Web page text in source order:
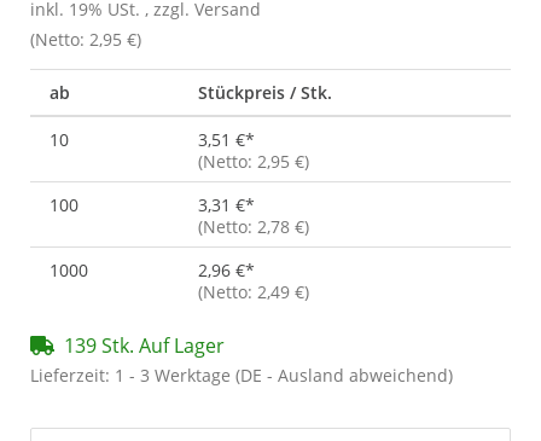
inkl. 19% USt. , zzgl. Versand
(Netto: 2,95 €)
ab Stückpreis / Stk.
10 3,51 €*
(Netto: 2,95 €)
100
3,31 €*
(Netto: 2,78 €)
1000
2,96 €*
(Netto: 2,49 €)
139 Stk. Auf Lager
Lieferzeit: 1 - 3 Werktage (DE - Ausland abweichend)